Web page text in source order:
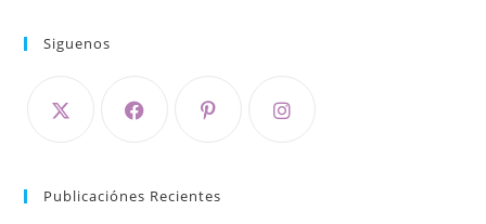
Siguenos
Publicaciónes Recientes